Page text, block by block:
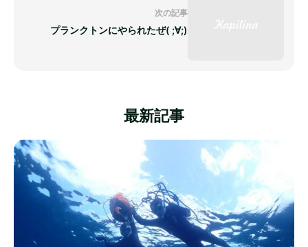
次の記事
プランクトンにやられたぜ( ;∀;)
最新記事